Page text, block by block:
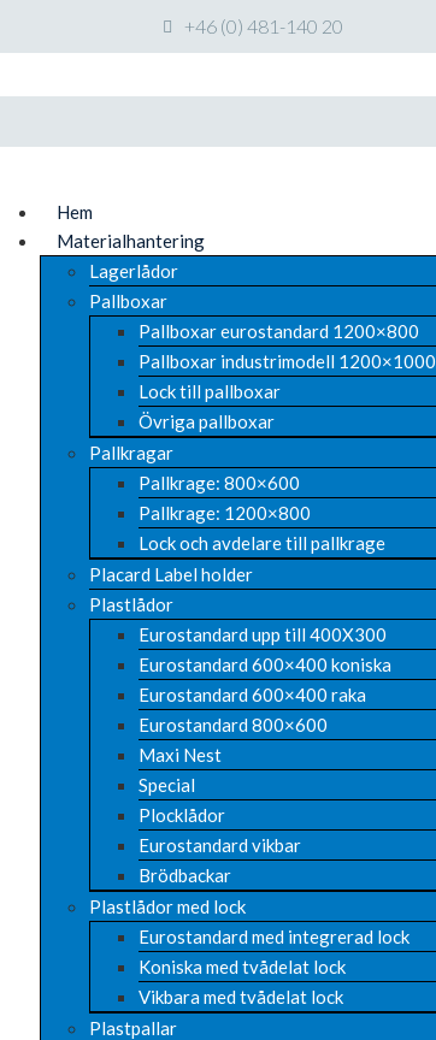
+46 (0) 481-140 20
Hem
Materialhantering
Lagerlådor
Pallboxar
Pallboxar eurostandard 1200×800
Pallboxar industrimodell 1200×1000
Lock till pallboxar
Övriga pallboxar
Pallkragar
Pallkrage: 800×600
Pallkrage: 1200×800
Lock och avdelare till pallkrage
Placard Label holder
Plastlådor
Eurostandard upp till 400X300
Eurostandard 600×400 koniska
Eurostandard 600×400 raka
Eurostandard 800×600
Maxi Nest
Special
Plocklådor
Eurostandard vikbar
Brödbackar
Plastlådor med lock
Eurostandard med integrerad lock
Koniska med tvådelat lock
Vikbara med tvådelat lock
Plastpallar